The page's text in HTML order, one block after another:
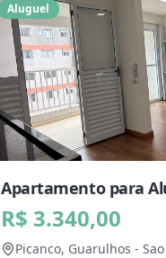
Aluguel
Apartamento para
Guarulhos - SP
R$ 3.340,00
Picanco, Guarulhos -